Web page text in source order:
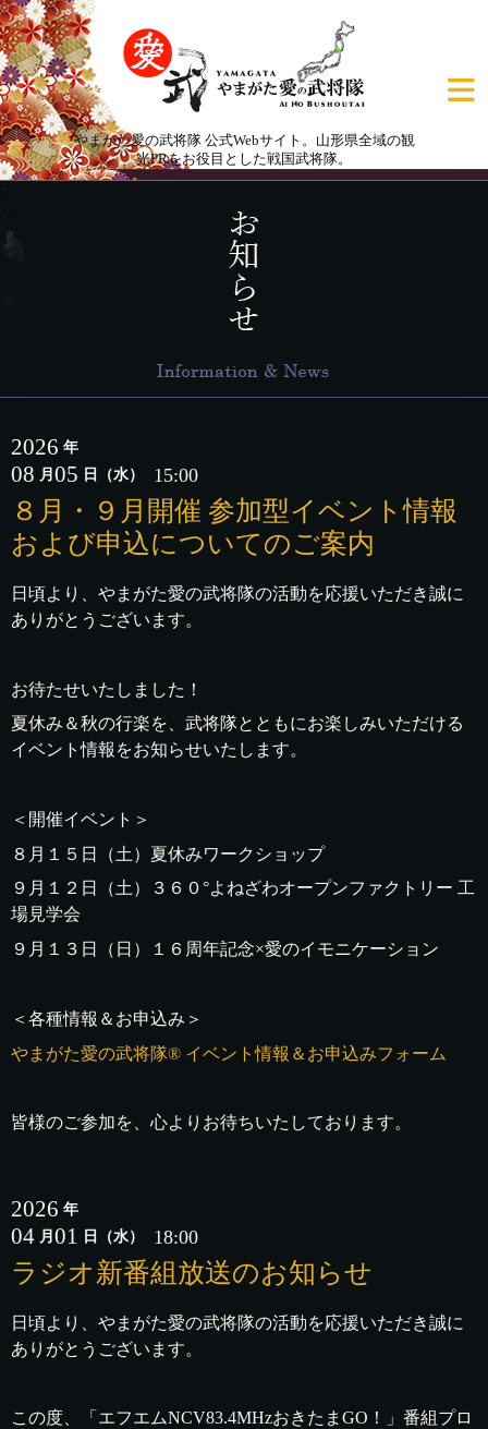
やまがた愛の武将隊 公式Webサイト。山形県全域の観
光PRをお役目とした戦国武将隊。
2026 年
08 月 05 日 （水） 15:00
８月・９月開催 参加型イベント情報
および申込についてのご案内
日頃より、やまがた愛の武将隊の活動を応援いただき誠に
ありがとうございます。
お待たせいたしました！
夏休み＆秋の行楽を、武将隊とともにお楽しみいただける
イベント情報をお知らせいたします。
＜開催イベント＞
８月１５日（土）夏休みワークショップ
９月１２日（土）３６０°よねざわオープンファクトリー 工
場見学会
９月１３日（日）１６周年記念×愛のイモニケーション
＜各種情報＆お申込み＞
やまがた愛の武将隊® イベント情報＆お申込みフォーム
皆様のご参加を、心よりお待ちいたしております。
2026 年
04 月 01 日 （水） 18:00
ラジオ新番組放送のお知らせ
日頃より、やまがた愛の武将隊の活動を応援いただき誠に
ありがとうございます。
この度、「エフエムNCV83.4MHzおきたまGO！」番組プロ